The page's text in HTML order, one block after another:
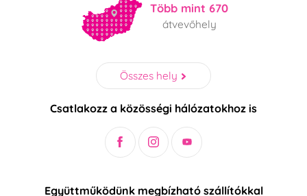
Több mint 670
átvevőhely
Összes hely
Csatlakozz a közösségi hálózatokhoz is
Együttműködünk megbízható szállítókkal